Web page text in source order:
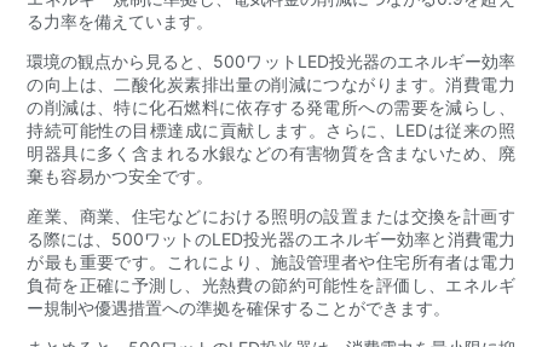
る力率を備えています。
環境の観点から見ると、500ワットLED投光器のエネルギー効率
の向上は、二酸化炭素排出量の削減につながります。消費電力
の削減は、特に化石燃料に依存する発電所への需要を減らし、
持続可能性の目標達成に貢献します。さらに、LEDは従来の照
明器具に多く含まれる水銀などの有害物質を含まないため、廃
棄も容易かつ安全です。
産業、商業、住宅などにおける照明の設置または交換を計画す
る際には、500ワットのLED投光器のエネルギー効率と消費電力
が最も重要です。これにより、施設管理者や住宅所有者は電力
負荷を正確に予測し、光熱費の節約可能性を評価し、エネルギ
ー規制や優遇措置への準拠を確保することができます。